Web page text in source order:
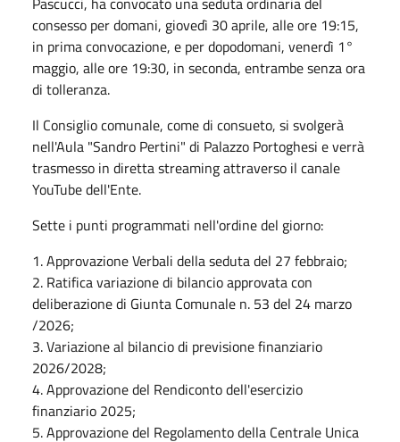
consesso per domani, giovedì 30 aprile, alle ore 19:15,
in prima convocazione, e per dopodomani, venerdì 1°
maggio, alle ore 19:30, in seconda, entrambe senza ora
di tolleranza.
Il Consiglio comunale, come di consueto, si svolgerà
nell'Aula "Sandro Pertini" di Palazzo Portoghesi e verrà
trasmesso in diretta streaming attraverso il canale
YouTube dell'Ente.
Sette i punti programmati nell'ordine del giorno:
1. Approvazione Verbali della seduta del 27 febbraio;
2. Ratifica variazione di bilancio approvata con
deliberazione di Giunta Comunale n. 53 del 24 marzo
/2026;
3. Variazione al bilancio di previsione finanziario
2026/2028;
4. Approvazione del Rendiconto dell'esercizio
finanziario 2025;
5. Approvazione del Regolamento della Centrale Unica